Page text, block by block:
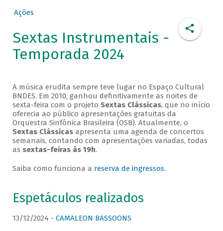
Ações
Sextas Instrumentais -
Temporada 2024
A música erudita sempre teve lugar no Espaço Cultural
BNDES. Em 2010, ganhou definitivamente as noites de
sexta-feira com o projeto Sextas Clássicas, que no início
oferecia ao público apresentações gratuitas da
Orquestra Sinfônica Brasileira (OSB). Atualmente, o
Sextas Clássicasapresenta uma agenda de concertos
semanais, contando com apresentações variadas, todas
as sextas-feiras às 19h.
Saiba como funciona a reserva de ingressos.
Espetáculos realizados
13/12/2024 - CAMALEON BASSOONS